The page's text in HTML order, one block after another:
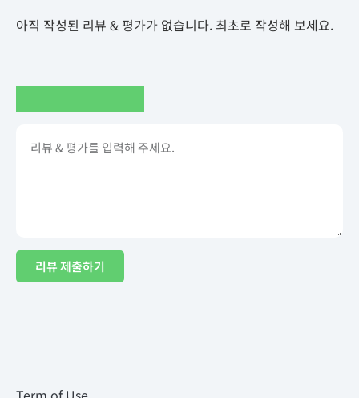
아직 작성된 리뷰 & 평가가 없습니다. 최초로 작성해 보세요.
리뷰 제출하기